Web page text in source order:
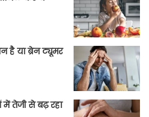
है या ब्रेन ट्यूमर
तेजी से बढ़ रहा